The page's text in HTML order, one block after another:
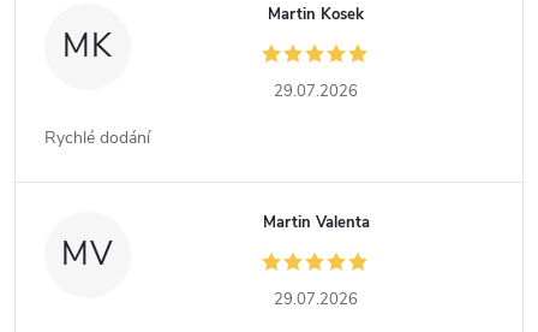
MK
Martin Kosek
29.07.2026
Rychlé dodání
MV
Martin Valenta
29.07.2026